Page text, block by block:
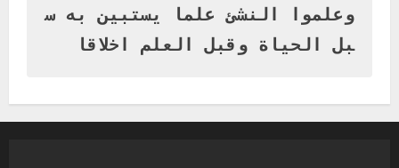
بنات بمحلية ود مدني الكبرى
أغسطس 3, 2026
يعلن تخفيض الرسوم الدراسية لهذا العام
بنسبة15%
وعلموا النشئ علما يستبين به س
بل الحياة وقبل العلم اخلاقا